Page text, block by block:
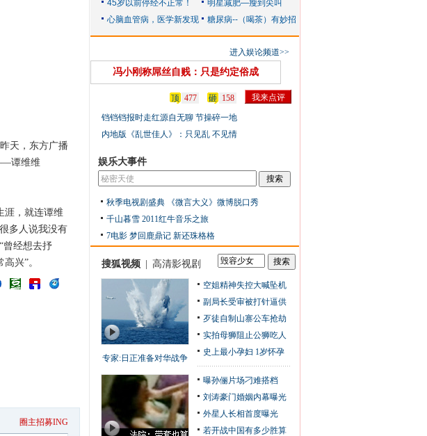
天，东方广播
谭维维
，就连谭维
多人说我没有
曾经想去抒
兴”。
圈主招募ING
进入娱论频道>>
冯小刚称屌丝自贱：只是约定俗成
顶 477 砸
158
铛铛铛报时走红源自无聊 节操碎一地
内地版《乱世佳人》：只见乱 不见情
娱乐大事件
秋季电视剧盛典
《微言大义》微博脱口秀
千山暮雪 2011红牛音乐之旅
7电影 梦回鹿鼎记 新还珠格格
搜狐视频 高清影视剧
专家:日正准备对华战争
空姐精神失控大喊坠机
副局长受审被打针逼供
歹徒自制山寨公车抢劫
实拍母狮阻止公狮吃人
史上最小孕妇 1岁怀孕
曝孙俪片场刁难搭档
刘涛豪门婚姻内幕曝光
外星人长相首度曝光
若开战中国有多少胜算